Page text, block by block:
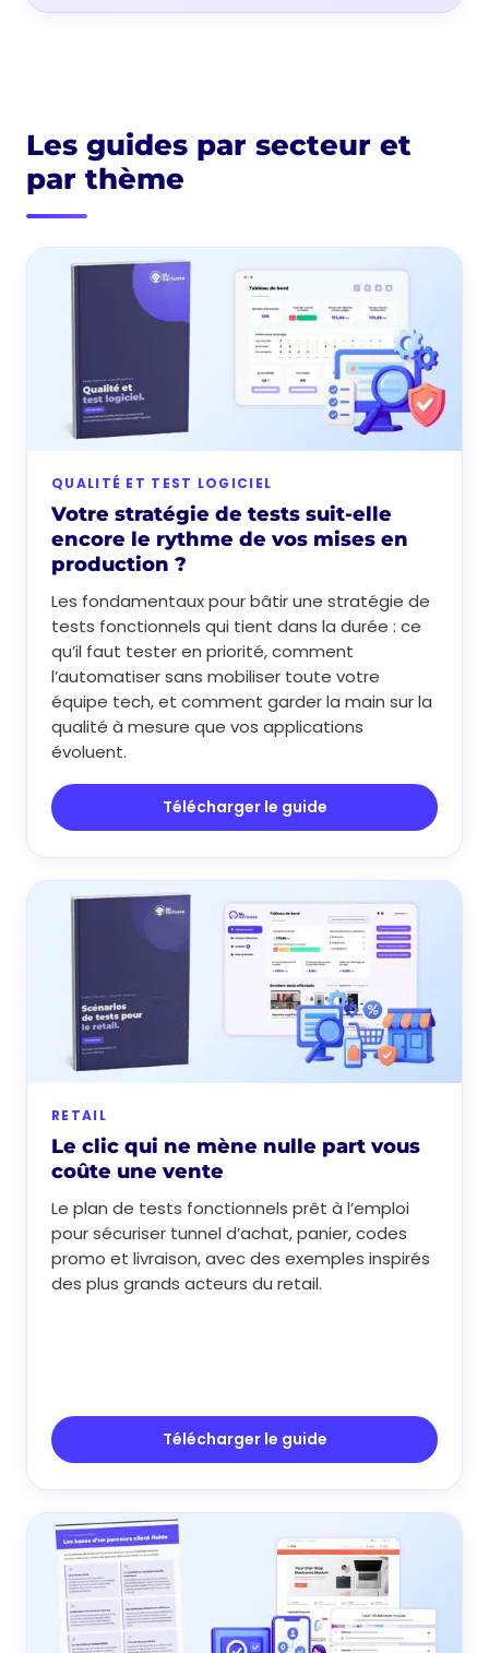
Les guides par secteur et
par thème
QUALITÉ ET TEST LOGICIEL
Votre stratégie de tests suit-elle
encore le rythme de vos mises en
production ?
Les fondamentaux pour bâtir une stratégie de
tests fonctionnels qui tient dans la durée : ce
qu’il faut tester en priorité, comment
l’automatiser sans mobiliser toute votre
équipe tech, et comment garder la main sur la
qualité à mesure que vos applications
évoluent.
Télécharger le guide
RETAIL
Le clic qui ne mène nulle part vous
coûte une vente
Le plan de tests fonctionnels prêt à l’emploi
pour sécuriser tunnel d’achat, panier, codes
promo et livraison, avec des exemples inspirés
des plus grands acteurs du retail.
Télécharger le guide